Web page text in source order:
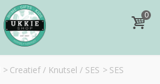
0
> Creatief / Knutsel / SES > SES